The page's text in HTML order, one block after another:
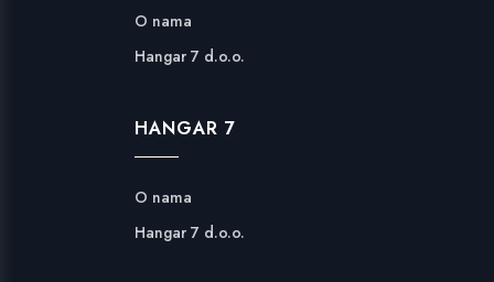
O nama
Hangar 7 d.o.o.
HANGAR 7
O nama
Hangar 7 d.o.o.